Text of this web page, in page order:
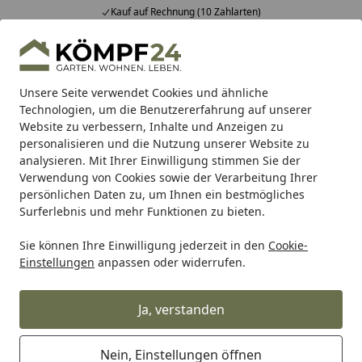
Unsere Seite verwendet Cookies und ähnliche
Technologien, um die Benutzererfahrung auf unserer
Website zu verbessern, Inhalte und Anzeigen zu
personalisieren und die Nutzung unserer Website zu
analysieren. Mit Ihrer Einwilligung stimmen Sie der
Verwendung von Cookies sowie der Verarbeitung Ihrer
persönlichen Daten zu, um Ihnen ein bestmögliches
Surferlebnis und mehr Funktionen zu bieten.
Sie können Ihre Einwilligung jederzeit in den Cookie-
Einstellungen anpassen oder widerrufen.
Ja, verstanden
Nein, Einstellungen öffnen
Kauf auf Rechnung (10 Zahlarten)
Alle Produkte
Mein Konto
Suchen
Startseite
Meister Meister Böden Meister Designböden
MEISTER Designboden Rigid-Vinyl
RM 500 S Beat Poetry 20199 - 1522 x
225 x 6 mm